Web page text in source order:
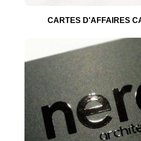
CARTES D'AFFAIRES